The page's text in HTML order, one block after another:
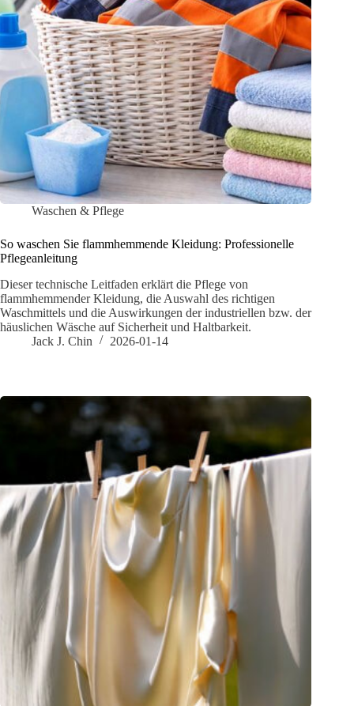
Waschen & Pflege
So waschen Sie flammhemmende Kleidung: Professionelle
Pflegeanleitung
Dieser technische Leitfaden erklärt die Pflege von
flammhemmender Kleidung, die Auswahl des richtigen
Waschmittels und die Auswirkungen der industriellen bzw. der
häuslichen Wäsche auf Sicherheit und Haltbarkeit.
Jack J. Chin
2026-01-14